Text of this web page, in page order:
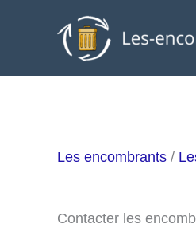
Les encombrants /
Contacter les